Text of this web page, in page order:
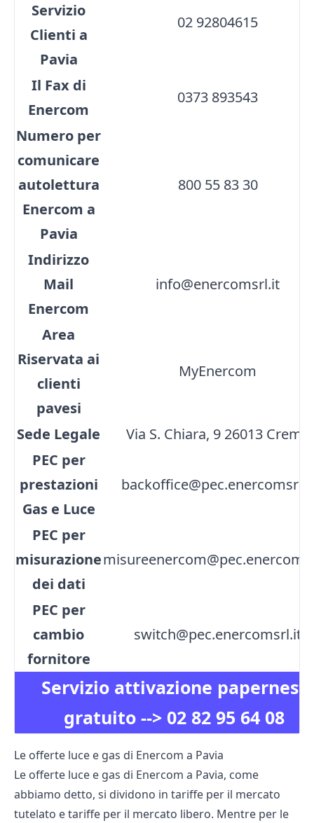
Servizio attivazione papernest
gratuito --> 02 82 95 64 08
Servizio
Clienti a
Pavia
02 92804615
Il Fax di
Enercom
0373 893543
Numero per
comunicare
autolettura
Enercom a
Pavia
800 55 83 30
Indirizzo
Mail
Enercom
info@enercomsrl.it
Area
Riservata ai
clienti
pavesi
MyEnercom
Sede Legale
Via S. Chiara, 9 26013 Crema
PEC per
prestazioni
Gas e Luce
backoffice@pec.enercomsrl.it
PEC per
misurazione
dei dati
PEC per
cambio
fornitore
switch@pec.enercomsrl.it
Le offerte luce e gas di Enercom a Pavia
Le offerte luce e gas di Enercom a Pavia, come
abbiamo detto, si dividono in tariffe per il mercato
tutelato e tariffe per il mercato libero. Mentre per le